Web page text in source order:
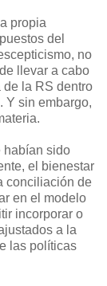
propia
del
no
llevar a cabo
de la RS dentro
Y sin embargo,
habían sido
el bienestar
conciliación de
en el modelo
incorporar o
a la
las políticas